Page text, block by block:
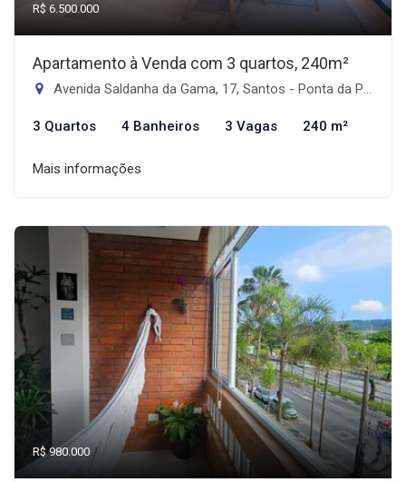
R$ 6.500.000
Apartamento à Venda com 3 quartos, 240m²
Avenida Saldanha da Gama, 17, Santos - Ponta da Praia, Santos-SP
3 Quartos 4 Banheiros 3 Vagas 240 m²
Mais informações
R$ 980.000